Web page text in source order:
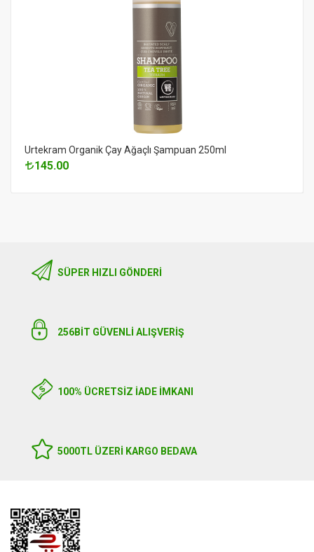
Urtekram Organik Çay Ağaçlı Şampuan 250ml
145.00
SÜPER HIZLI GÖNDERI
256BIT GÜVENLİ ALIŞVERİŞ
100% ÜCRETSİZ İADE İMKANI
5000TL ÜZERI KARGO BEDAVA